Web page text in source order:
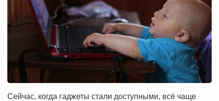
Сейчас, когда гаджеты стали доступными, всё чаще